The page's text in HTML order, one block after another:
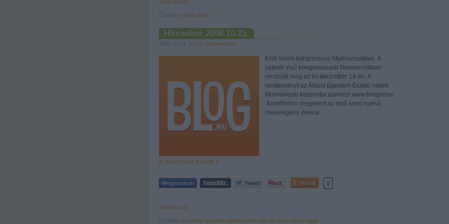
Szólj hozzá!
Címkék: szótár mari
Hírcsokor 2008.10.21.
2008.10.21. 13:00 szalamandra
Első számi kongresszus Murmanszkban A
számik első kongresszusát Murmanszkban
rendezik meg ez év december 14-én. A
rendezvényt az Állami Egyetem Északi népek
Murmanszki központja szervezi.www.finugor.ru/
Komiföldön megjelent az első komi nyelvű
meseregény Jelena…
Itt olvashatsz tovább »
Tetszik 0
Szólj hozzá!
Címkék: esemény gyerekirodalom komi néprajz mari udmurt lapp